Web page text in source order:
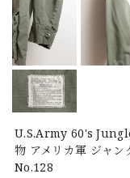
U.S.Army 60's
物 アメリカ軍 ジャン
No.128